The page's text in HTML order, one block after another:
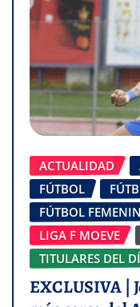
ACTUALIDAD
FÚTBOL
FÚTBOL
LIGA F MOEVE
TITULARES DEL
EXCLUSIVA |